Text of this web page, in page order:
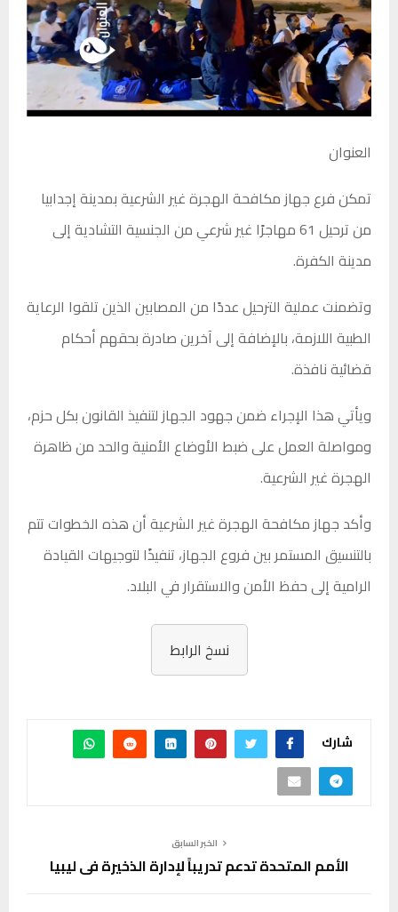
العنوان
تمكن فرع جهاز مكافحة الهجرة غير الشرعية بمدينة إجدابيا
من ترحيل 61 مهاجرًا غير شرعي من الجنسية التشادية إلى
مدينة الكفرة.
وتضمنت عملية الترحيل عددًا من المصابين الذين تلقوا الرعاية
الطبية اللازمة، بالإضافة إلى آخرين صادرة بحقهم أحكام
قضائية نافذة.
ويأتي هذا الإجراء ضمن جهود الجهاز لتنفيذ القانون بكل حزم،
ومواصلة العمل على ضبط الأوضاع الأمنية والحد من ظاهرة
الهجرة غير الشرعية.
وأكد جهاز مكافحة الهجرة غير الشرعية أن هذه الخطوات تتم
بالتنسيق المستمر بين فروع الجهاز، تنفيذًا لتوجيهات القيادة
الرامية إلى حفظ الأمن والاستقرار في البلاد.
نسخ الرابط
شارك
الخبر السابق
الأمم المتحدة تدعم تدريباً لإدارة الذخيرة في ليبيا